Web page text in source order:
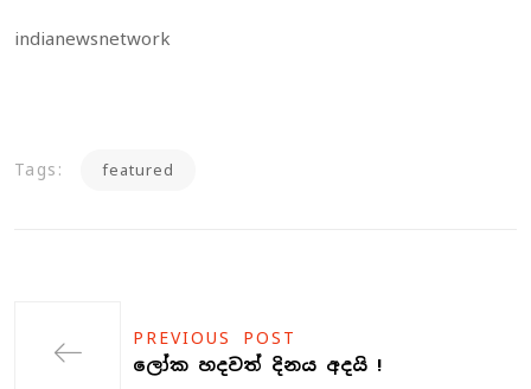
indianewsnetwork
Tags: featured
PREVIOUS POST
ලෝක හදවත් දිනය අදයි !